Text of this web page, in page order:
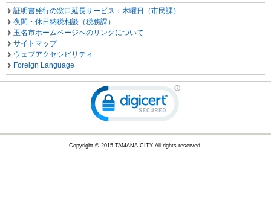
証明書発行の窓口延長サービス：木曜日（市民課）
夜間・休日納税相談（税務課）
玉名市ホームページへのリンクについて
サイトマップ
ウェブアクセシビリティ
Foreign Language
Copyright © 2015 TAMANA CITY All rights reserved.